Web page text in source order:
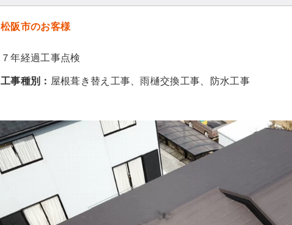
松阪市のお客様
７年経過工事点検
工事種別： 屋根葺き替え工事、雨樋交換工事、防水工事